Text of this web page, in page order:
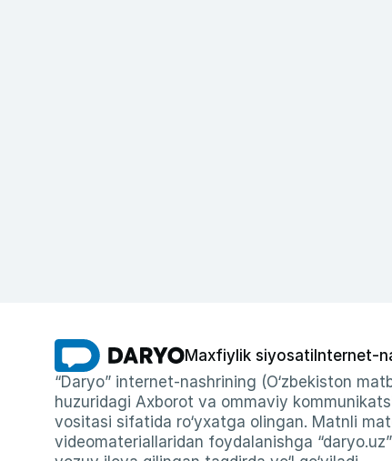
Maxfiylik siyosati Internet-
“Daryo” internet-nashrining (O‘zbekiston
huzuridagi Axborot va ommaviy
vositasi sifatida ro‘yxatga olingan. Matnli
videomateriallaridan foydalanishga